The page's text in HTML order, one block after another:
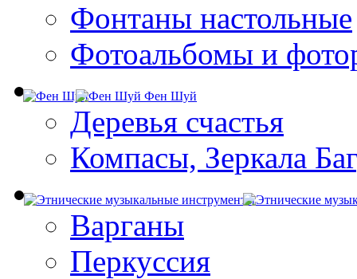
Фонтаны настольные
Фотоальбомы и
Фен Шуй
Деревья счастья
Компасы, Зеркала
Варганы
Перкуссия